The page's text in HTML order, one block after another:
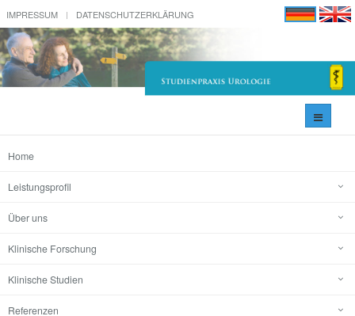
IMPRESSUM DATENSCHUTZERKLÄRUNG
Home
Leistungsprofil
Über uns
Klinische Forschung
Klinische Studien
Referenzen